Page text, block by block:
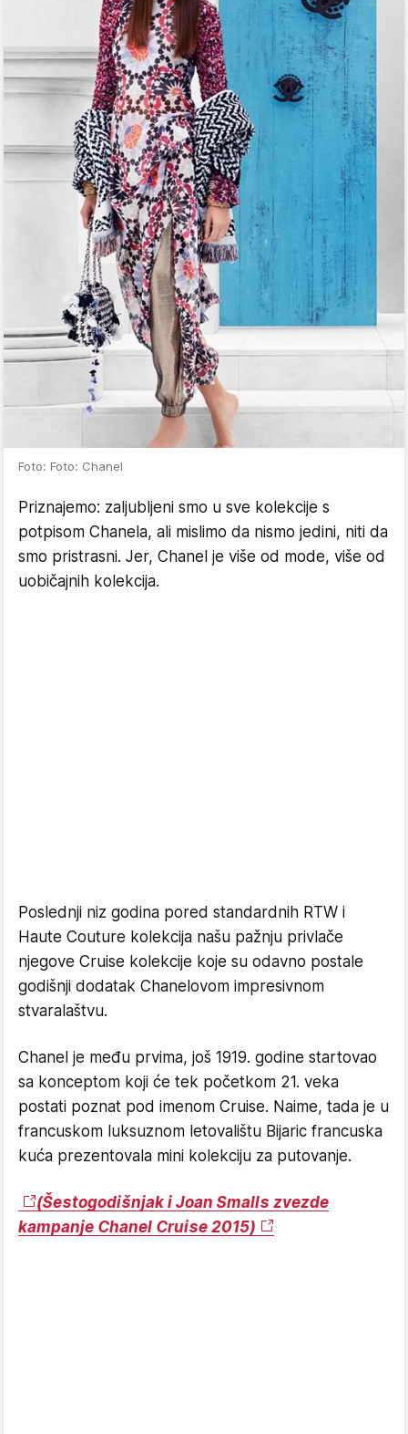
Foto: Foto: Chanel
Priznajemo: zaljubljeni smo u sve kolekcije s
potpisom Chanela, ali mislimo da nismo jedini, niti da
smo pristrasni. Jer, Chanel je više od mode, više od
uobičajnih kolekcija.
Poslednji niz godina pored standardnih RTW i
Haute Couture kolekcija našu pažnju privlače
njegove Cruise kolekcije koje su odavno postale
godišnji dodatak Chanelovom impresivnom
stvaralaštvu.
Chanel je među prvima, još 1919. godine startovao
sa konceptom koji će tek početkom 21. veka
postati poznat pod imenom Cruise. Naime, tada je u
francuskom luksuznom letovalištu Bijaric francuska
kuća prezentovala mini kolekciju za putovanje.
(Šestogodišnjak i Joan Smalls zvezde
kampanje Chanel Cruise 2015)